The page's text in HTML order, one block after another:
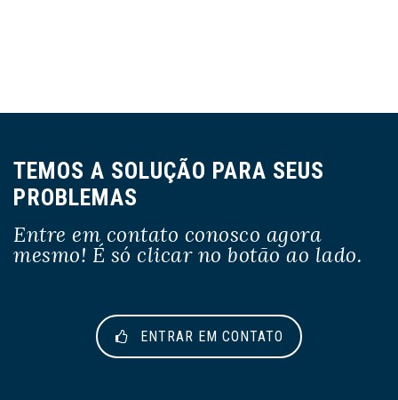
TEMOS A SOLUÇÃO PARA SEUS
PROBLEMAS
Entre em contato conosco agora
mesmo! É só clicar no botão ao lado.
ENTRAR EM CONTATO